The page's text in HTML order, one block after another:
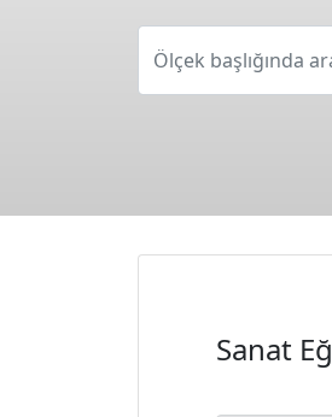
Ölçek başlığında
Sanat